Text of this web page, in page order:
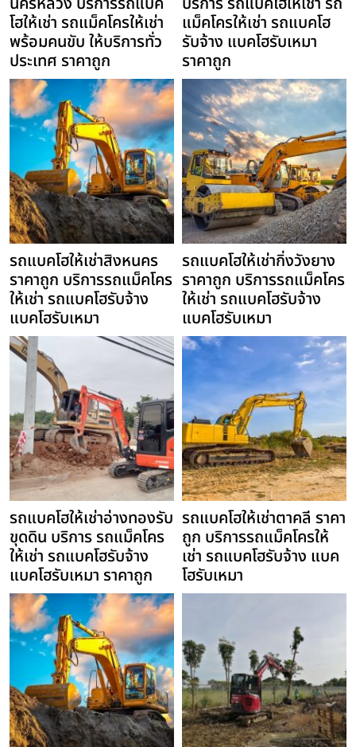
โฮให้เช่า รถแม็คโครให้เช่า
พร้อมคนขับ ให้บริการทั่ว
ประเทศ ราคาถูก
แม็คโครให้เช่า รถแบคโฮ
รับจ้าง แบคโฮรับเหมา
ราคาถูก
รถแบคโฮให้เช่าสิงหนคร
ราคาถูก บริการรถแม็คโคร
ให้เช่า รถแบคโฮรับจ้าง
แบคโฮรับเหมา
รถแบคโฮให้เช่ากิ่งวังยาง
ราคาถูก บริการรถแม็คโคร
ให้เช่า รถแบคโฮรับจ้าง
แบคโฮรับเหมา
รถแบคโฮให้เช่าอ่างทองรับ
ขุดดิน บริการ รถแม็คโคร
ให้เช่า รถแบคโฮรับจ้าง
แบคโฮรับเหมา ราคาถูก
รถแบคโฮให้เช่าตาคลี ราคา
ถูก บริการรถแม็คโครให้
เช่า รถแบคโฮรับจ้าง แบค
โฮรับเหมา